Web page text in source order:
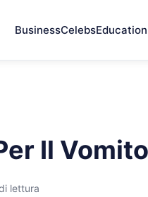
BusinessCelebsEducation
Il Vomito
lettura